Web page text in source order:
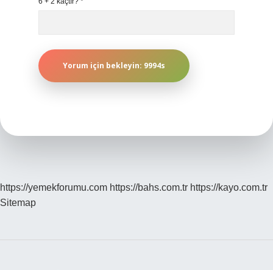
https://yemekforumu.com https://bahs.com.tr https://kayo.com.tr
Sitemap